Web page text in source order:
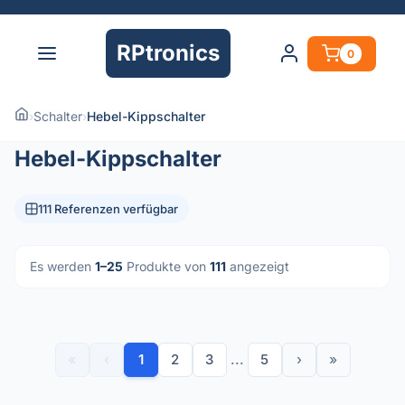
RPtronics 0
›Schalter›Hebel-Kippschalter
Hebel-Kippschalter
111 Referenzen verfügbar
Es werden 1–25 Produkte von 111 angezeigt
1 2 3 ... 5 › »